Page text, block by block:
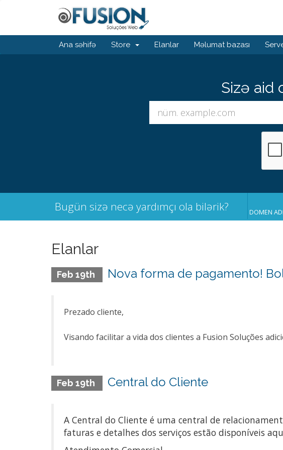
Ana səhifə Store Elanlar Məlumat bazası
Sizə aid
Bugün sizə necə yardımçı ola bilərik? DOMEN
Elanlar
Feb 19th Nova forma de pagamento!
Prezado cliente,
Visando facilitar a vida dos clientes a Fusion Soluções
Feb 19th Central do Cliente
A Central do Cliente é uma central de
faturas e detalhes dos serviços estão disponíveis